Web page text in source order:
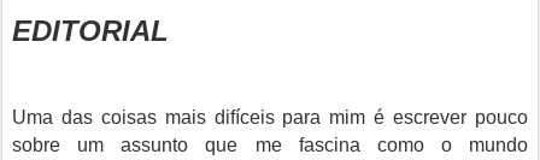
EDITORIAL
Uma das coisas mais difíceis para mim é escrever pouco
sobre um assunto que me fascina como o mundo